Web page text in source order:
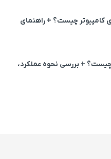
کامپیوتر چیست؟ + راهنمای
+ بررسی نحوه عملکرد،